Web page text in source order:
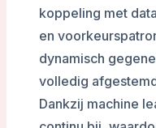
koppeling met
en
dynamisch
volledig
Dankzij machine